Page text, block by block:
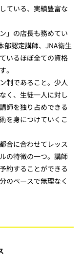
ている、実績豊富な
」の店長も務めてい
部認定講師、JNA衛生
いるほぼ全ての資格
。
制であること。少人
く、生徒一人に対し
師を独り占めできる
を身につけていくこ
合に合わせてレッス
の特徴の一つ。講師
約することができる
のペースで無理なく